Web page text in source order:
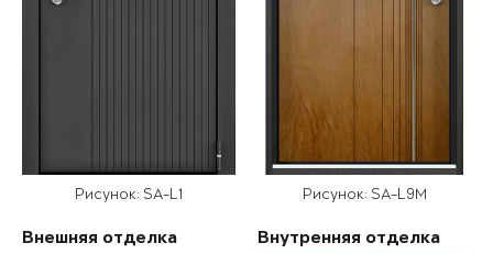
Рисунок: SA-L1
Внешняя отделка
Рисунок: SA-L9M
Внутренняя отделка